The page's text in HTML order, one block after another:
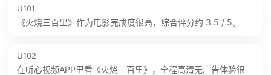
U101
《火烧三百里》作为电影完成度很高，综合评分约 3.5 / 5。
U102
在听心视频APP里看《火烧三百里》，全程高清无广告体验很